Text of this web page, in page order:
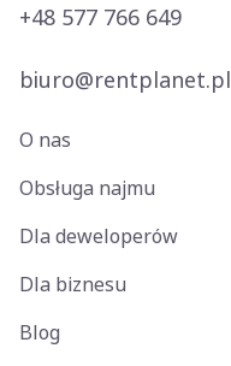
+48 577 766 649
biuro@rentplanet.pl
O nas
Obsługa najmu
Dla deweloperów
Dla biznesu
Blog